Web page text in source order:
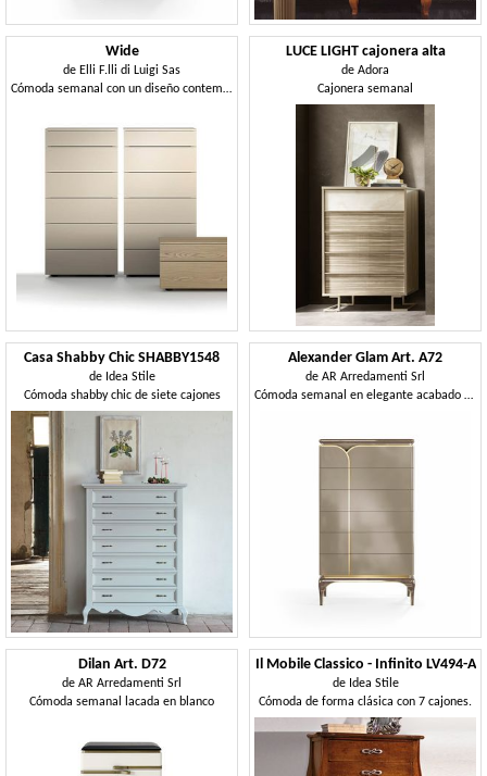
Wide
de Elli F.lli di Luigi Sas
Cómoda semanal con un diseño contemporáneo.
LUCE LIGHT cajonera alta
de Adora
Cajonera semanal
Casa Shabby Chic SHABBY1548
de Idea Stile
Cómoda shabby chic de siete cajones
Alexander Glam Art. A72
de AR Arredamenti Srl
Cómoda semanal en elegante acabado brillante
Dilan Art. D72
de AR Arredamenti Srl
Cómoda semanal lacada en blanco
Il Mobile Classico - Infinito LV494-A
de Idea Stile
Cómoda de forma clásica con 7 cajones.